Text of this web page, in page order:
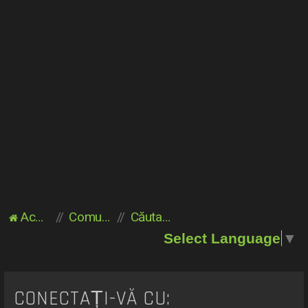
Acasă Comunitate
Căutare
Select Language ▼
CONECTAȚI-VĂ CU: